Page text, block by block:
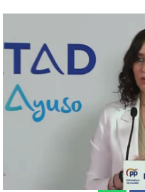
Elecciones en Madrid: La
Gabilondo sobre el cordón
La respuesta de Isabel
27 de abril de